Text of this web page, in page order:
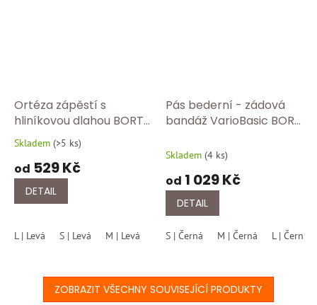
Ortéza zápěstí s
hliníkovou dlahou BORT
103 300
Průměrné
produktu
5,0
hvězdiček.
Skladem (>5 ks)
od 529 Kč
DETAIL
L | Levá S | Levá M | Levá XL | Levá S | Pravá M | Pravá
Pás bederní - zádová
bandáž VarioBasic BORT
Skladem (4 ks)
od 1 029 Kč
DETAIL
S | Černá M | Černá L | Černá
ZOBRAZIT VŠECHNY SOUVISEJÍCÍ PRODUKTY